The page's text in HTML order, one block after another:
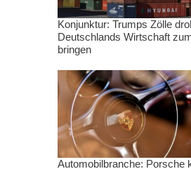
Konjunktur: Trumps Zölle
Deutschlands Wirtschaft
bringen
Automobilbranche: Porsche